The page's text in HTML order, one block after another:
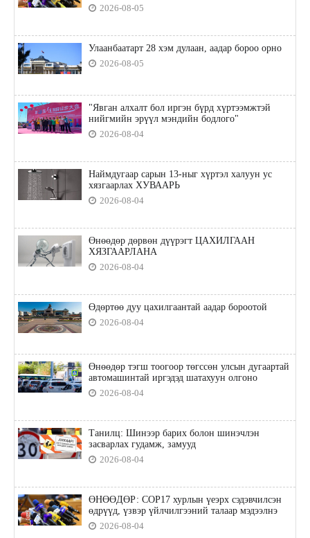
2026-08-05
Улаанбаатарт 28 хэм дулаан, аадар бороо орно
2026-08-05
"Явган алхалт бол иргэн бүрд хүртээмжтэй
нийгмийн эрүүл мэндийн бодлого"
2026-08-04
Наймдугаар сарын 13-ныг хүртэл халуун ус
хязгаарлах ХУВААРЬ
2026-08-04
Өнөөдөр дөрвөн дүүрэгт ЦАХИЛГААН
ХЯЗГААРЛАНА
2026-08-04
Өдөртөө дуу цахилгаантай аадар бороотой
2026-08-04
Өнөөдөр тэгш тоогоор төгссөн улсын дугаартай
автомашинтай иргэдэд шатахуун олгоно
2026-08-04
Танилц: Шинээр барих болон шинэчлэн
засварлах гудамж, замууд
2026-08-04
ӨНӨӨДӨР: COP17 хурлын үеэрх сэдэвчилсэн
өдрүүд, үзвэр үйлчилгээний талаар мэдээлнэ
2026-08-04